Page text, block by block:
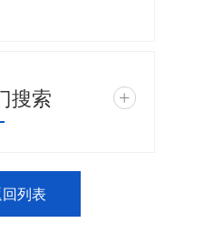
搜索 +
列表